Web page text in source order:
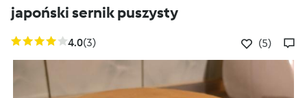
japoński sernik puszysty
4.0(3) (5)